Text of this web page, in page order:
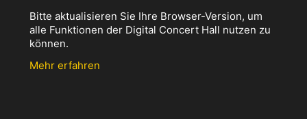
Bitte aktualisieren Sie Ihre Browser-Version, um
alle Funktionen der Digital Concert Hall nutzen zu
können.
Mehr erfahren